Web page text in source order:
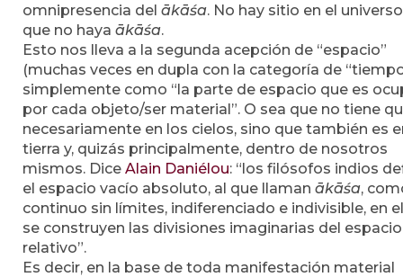
omnipresencia del ākāśa. No hay sitio en el
que no haya ākāśa.
Esto nos lleva a la segunda acepción de “espacio”
(muchas veces en dupla con la categoría de
simplemente como “la parte de espacio que es
por cada objeto/ser material”. O sea que no tiene
necesariamente en los cielos, sino que también es
tierra y, quizás principalmente, dentro de nosotros
mismos. Dice Alain Daniélou: “los filósofos indios
el espacio vacío absoluto, al que llaman ākāśa,
continuo sin límites, indiferenciado e indivisible, en
se construyen las divisiones imaginarias del espacio
relativo”.
Es decir, en la base de toda manifestación material